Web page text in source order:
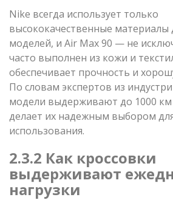
Nike всегда использует только
высококачественные материалы
моделей, и Air Max 90 — не
часто выполнен из кожи и
обеспечивает прочность и
По словам экспертов из
модели выдерживают до 1000 км
делает их надежным выбором
использования.
2.3.2 Как кроссовки
выдерживают
нагрузки